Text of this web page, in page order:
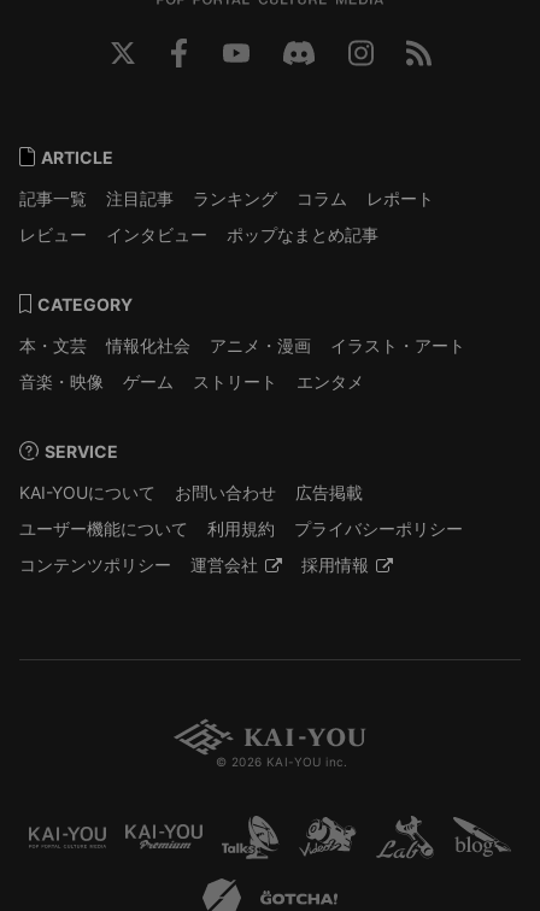
ARTICLE
記事一覧
注目記事 ランキング コラム
レポート
レビュー
インタビュー ポップなまとめ記事
CATEGORY
本・文芸
情報化社会 アニメ・漫画
イラスト・アート
音楽・映像
ゲーム ストリート エンタメ
SERVICE
KAI-YOUについて
お問い合わせ
広告掲載
ユーザー機能について
利用規約
プライバシーポリシー
コンテンツポリシー
運営会社 採用情報
© 2026 KAI-YOU inc.